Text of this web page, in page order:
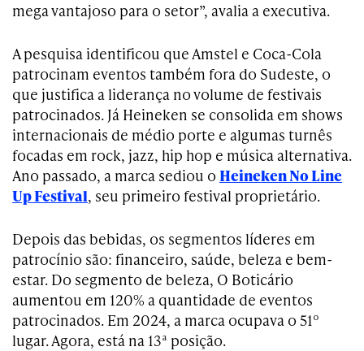
mega vantajoso para o setor”, avalia a executiva.
A pesquisa identificou que Amstel e Coca-Cola
patrocinam eventos também fora do Sudeste, o
que justifica a liderança no volume de festivais
patrocinados. Já Heineken se consolida em shows
internacionais de médio porte e algumas turnês
focadas em rock, jazz, hip hop e música alternativa.
Ano passado, a marca sediou o Heineken No Line
Up Festival, seu primeiro festival proprietário.
Depois das bebidas, os segmentos líderes em
patrocínio são: financeiro, saúde, beleza e bem-
estar. Do segmento de beleza, O Boticário
aumentou em 120% a quantidade de eventos
patrocinados. Em 2024, a marca ocupava o 51º
lugar. Agora, está na 13ª posição.